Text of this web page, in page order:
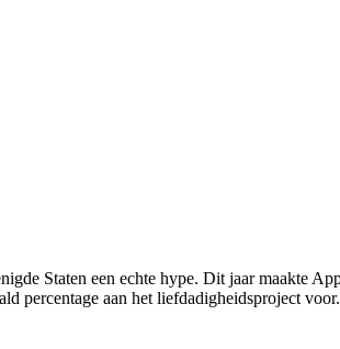
Staten een echte hype. Dit jaar maakte
percentage aan het liefdadigheidsproject